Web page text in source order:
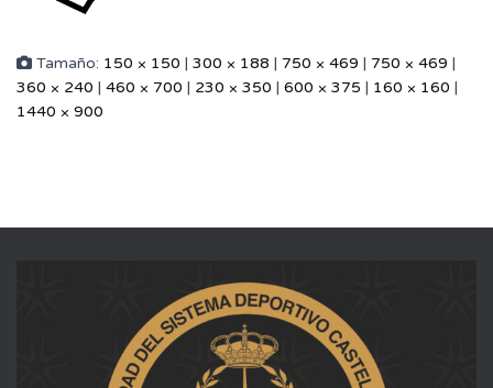
Tamaño: 150 × 150 | 300 × 188 | 750 × 469 | 750 × 469 |
360 × 240 | 460 × 700 | 230 × 350 | 600 × 375 | 160 × 160 |
1440 × 900